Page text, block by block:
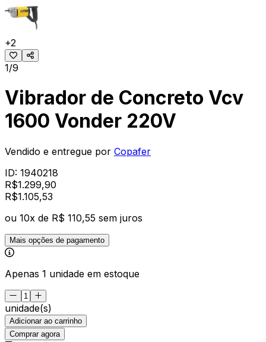
+2
1/9
Vibrador de Concreto Vcv
1600 Vonder 220V
Vendido e entregue por Copafer
ID: 1940218
R$1.299,90
R$1.105,53
ou 10x de R$ 110,55 sem juros
Mais opções de pagamento
Apenas 1 unidade em estoque
unidade(s)
Adicionar ao carrinho
Comprar agora